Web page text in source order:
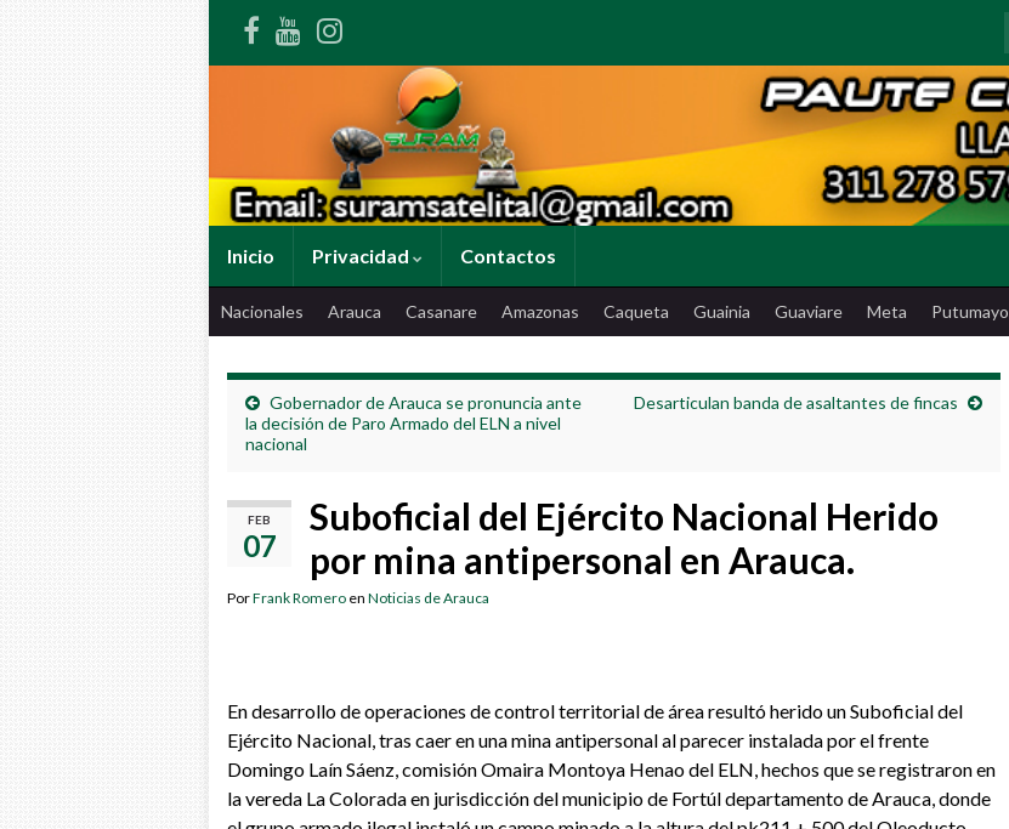
Inicio Privacidad Contactos
Nacionales Arauca Casanare Amazonas Caqueta Guainia Guaviare Meta Putumayo
Gobernador de Arauca se pronuncia ante
la decisión de Paro Armado del ELN a nivel
nacional
Desarticulan banda de asaltantes de fincas
FEB
07
Suboficial del Ejército Nacional Herido
por mina antipersonal en Arauca.
PorFrank Romero en Noticias de Arauca
En desarrollo de operaciones de control territorial de área resultó herido un Suboficial del
Ejército Nacional, tras caer en una mina antipersonal al parecer instalada por el frente
Domingo Laín Sáenz, comisión Omaira Montoya Henao del ELN, hechos que se registraron en
la vereda La Colorada en jurisdicción del municipio de Fortúl departamento de Arauca, donde